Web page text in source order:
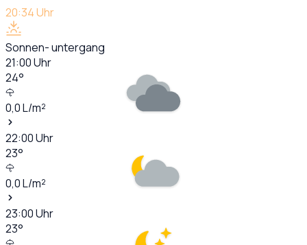
20:34Uhr
Sonnen- untergang
21:00Uhr
24°
0,0L/m²
22:00Uhr
23°
0,0L/m²
23:00Uhr
23°